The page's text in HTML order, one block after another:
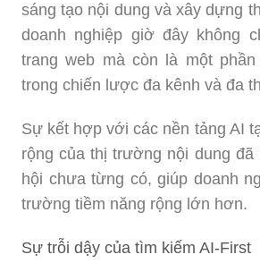
sáng tạo nội dung và xây dựng
doanh nghiệp giờ đây không
trang web mà còn là một
trong chiến lược đa kênh và đa
Sự kết hợp với các nền tảng AI
rộng của thị trường nội dung
hội chưa từng có, giúp doanh
trường tiềm năng rộng lớn hơn.
Sự trỗi dậy của tìm kiếm AI-First